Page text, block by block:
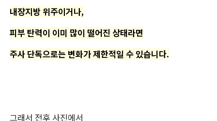
내장지방 위주이거나,
피부 탄력이 이미 많이 떨어진 상태라면
주사 단독으로는 변화가 제한적일 수 있습니다.
그래서 전후 사진에서